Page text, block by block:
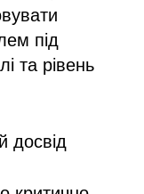
під
та рівень
досвід